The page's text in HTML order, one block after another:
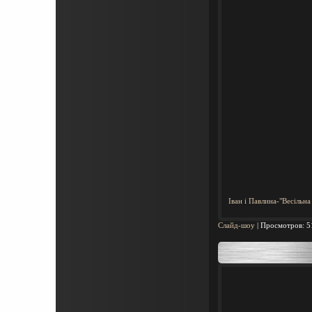
Іван і Павлина-
Слайд-шоу | Просмотров: